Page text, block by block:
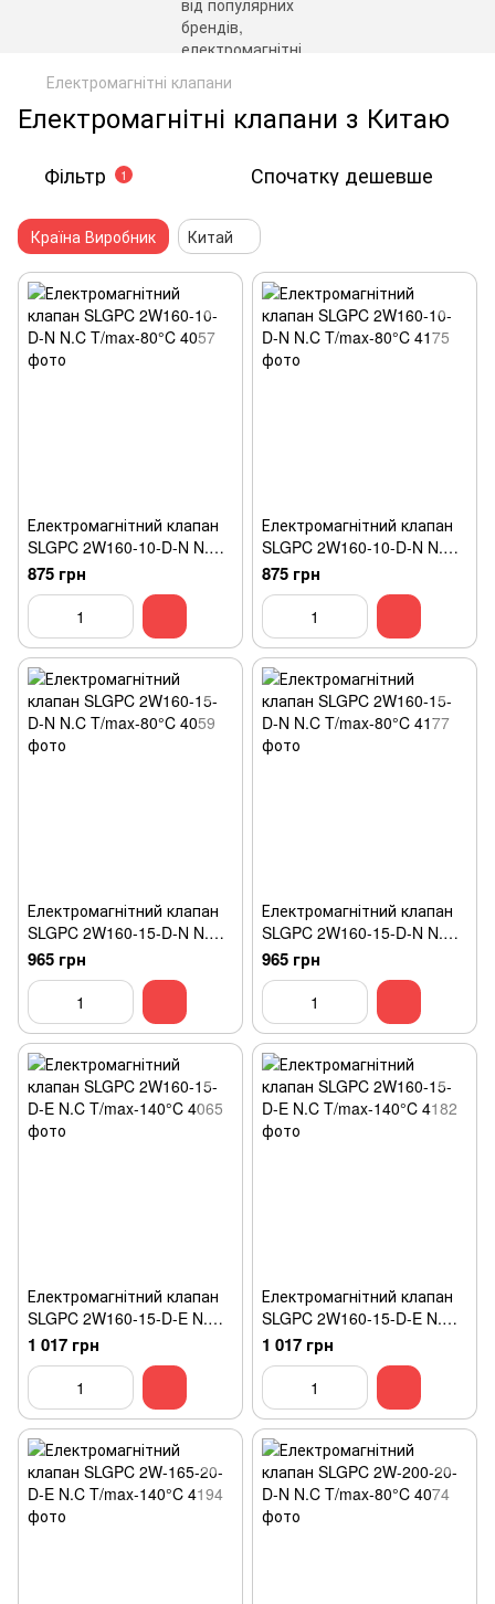
Електромагнітні клапани
Електромагнітні клапани з Китаю
Фільтр 1 Спочатку дешевше
Країна Виробник Китай
Електромагнітний клапан
SLGPC 2W160-10-D-N N.C
T/max-80°C
875 грн
Електромагнітний клапан
SLGPC 2W160-10-D-N N.C
T/max-80°C
875 грн
Електромагнітний клапан
SLGPC 2W160-15-D-N N.C
T/max-80°C
965 грн
Електромагнітний клапан
SLGPC 2W160-15-D-N N.C
T/max-80°C
965 грн
Електромагнітний клапан
SLGPC 2W160-15-D-E N.C
T/max-140°C
1 017 грн
Електромагнітний клапан
SLGPC 2W160-15-D-E N.C
T/max-140°C
1 017 грн